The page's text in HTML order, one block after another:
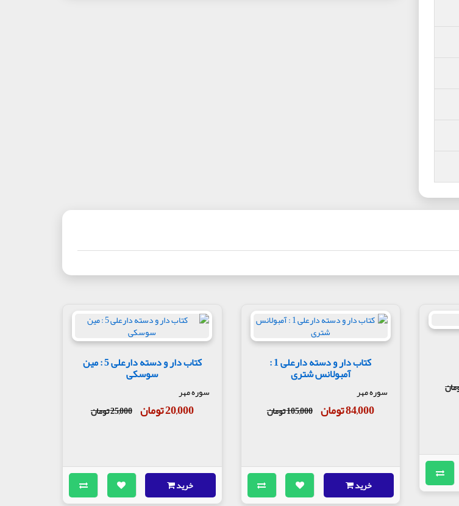
کتاب دار و دسته دارعلی 1 :
آمبولانس شتری
سوره مهر
84,000 تومان 105,000 تومان
خرید
کتاب دار و دسته دارعلی 5 : مین
سوسکی
سوره مهر
20,000 تومان 25,000 تومان
خرید